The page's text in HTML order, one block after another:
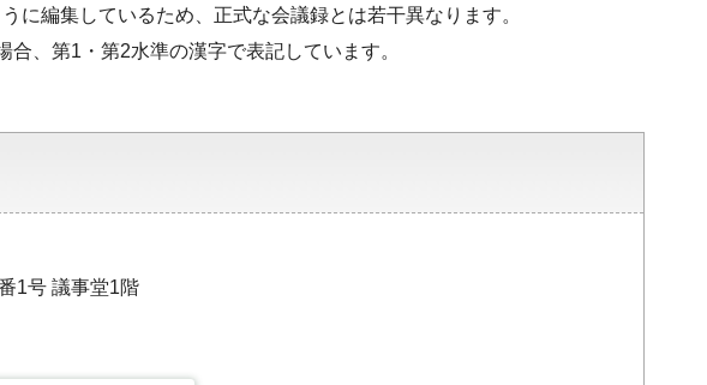
に編集しているため、正式な会議録とは若干異なります。
、第1・第2水準の漢字で表記しています。
1号 議事堂1階